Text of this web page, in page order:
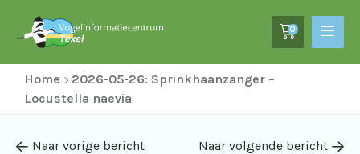
0
Home
2026-05-26: Sprinkhaanzanger –
Locustella naevia
Naar vorige bericht Naar volgende bericht